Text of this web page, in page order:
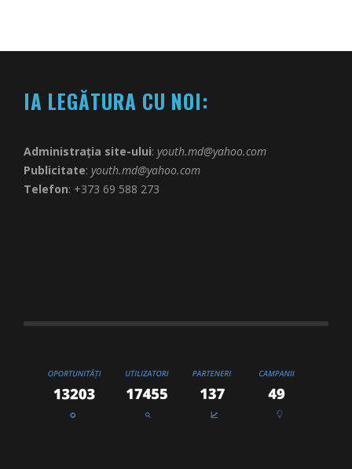
IA LEGĂTURA CU NOI:
Administrația site-ului: youth.md@yahoo.com
Publicitate: youth.md@yahoo.com
Telefon: +373 69 588 273